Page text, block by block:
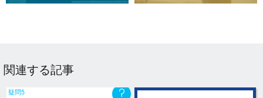
関連する記事
疑問5